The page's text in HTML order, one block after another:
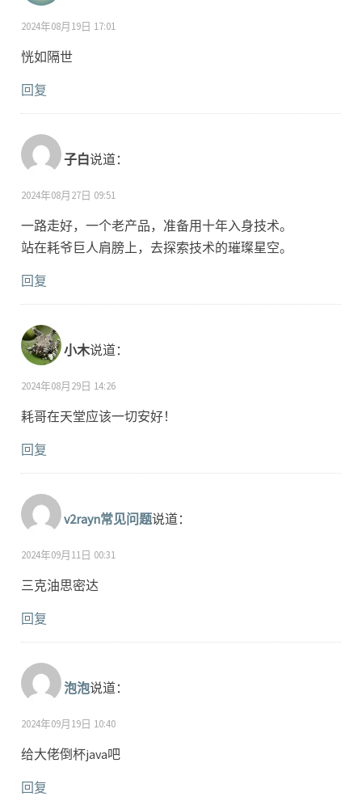
2024年08月19日 17:01
恍如隔世
回复
子白说道：
2024年08月27日 09:51
一路走好，一个老产品，准备用十年入身技术。
站在耗爷巨人肩膀上，去探索技术的璀璨星空。
回复
小木说道：
2024年08月29日 14:26
耗哥在天堂应该一切安好！
回复
v2rayn常见问题说道：
2024年09月11日 00:31
三克油思密达
回复
泡泡说道：
2024年09月19日 10:40
给大佬倒杯java吧
回复